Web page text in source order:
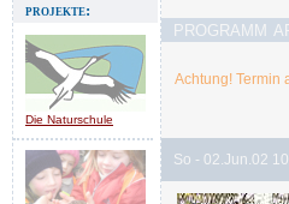
projekte:
Die Naturschule
programm
Achtung! Termin
So - 02.Jun.02